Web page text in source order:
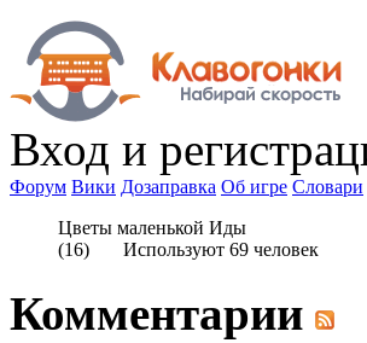
Вход и
Форум Вики Дозаправка Об игре Словари
Цветы маленькой Иды
(16) Используют 69 человек
Комментарии